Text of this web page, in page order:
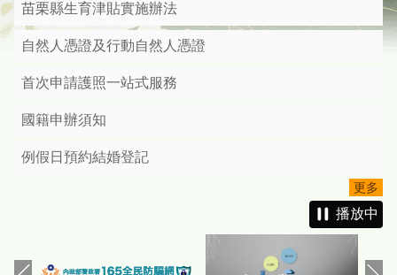
苗栗縣生育津貼實施辦法
自然人憑證及行動自然人憑證
首次申請護照一站式服務
國籍申辦須知
例假日預約結婚登記
更多
播放中